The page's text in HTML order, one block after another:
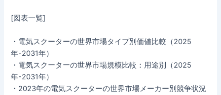
[図表一覧]
・電気スクーターの世界市場タイプ別価値比較（2025
年-2031年）
・電気スクーターの世界市場規模比較：用途別（2025
年-2031年）
・2023年の電気スクーターの世界市場メーカー別競争状況